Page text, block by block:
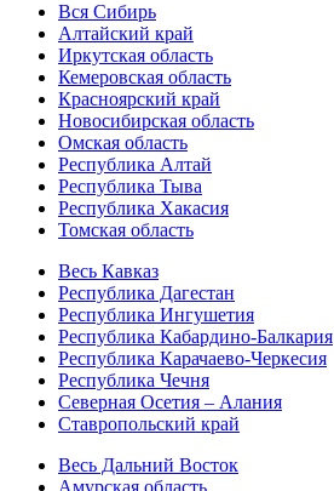
Вся Сибирь
Алтайский край
Иркутская область
Кемеровская область
Красноярский край
Новосибирская область
Омская область
Республика Алтай
Республика Тыва
Республика Хакасия
Томская область
Весь Кавказ
Республика Дагестан
Республика Ингушетия
Республика Кабардино-Балкария
Республика Карачаево-Черкесия
Республика Чечня
Северная Осетия – Алания
Ставропольский край
Весь Дальний Восток
Амурская область